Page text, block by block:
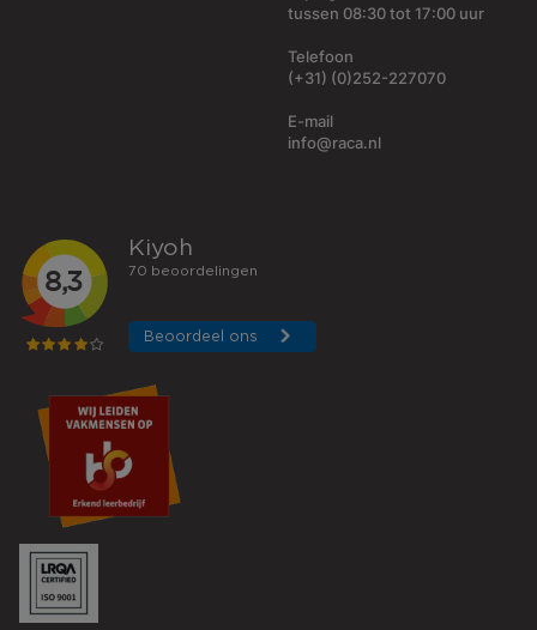
tussen 08:30 tot 17:00 uur
Telefoon
(+31) (0)252-227070
E-mail
info@raca.nl